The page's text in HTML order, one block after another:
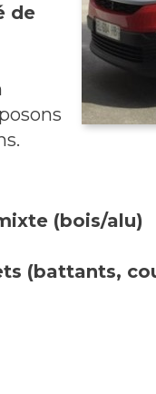
de
(bois/alu)
(battants,